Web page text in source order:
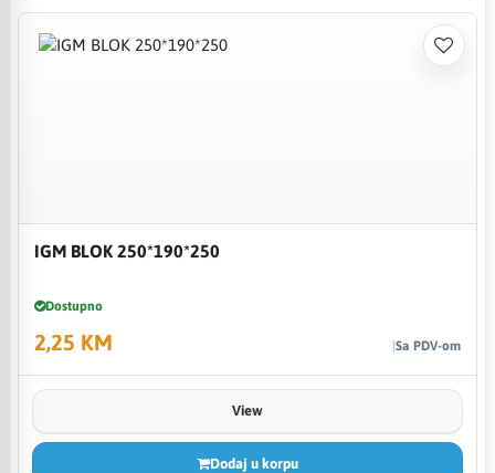
IGM BLOK 250*190*250
Dostupno
2,25 KM Sa PDV-om
View
Dodaj u korpu